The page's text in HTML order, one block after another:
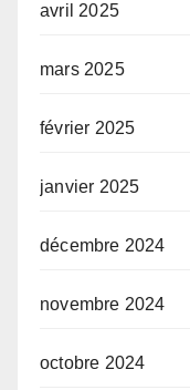
avril 2025
mars 2025
février 2025
janvier 2025
décembre 2024
novembre 2024
octobre 2024